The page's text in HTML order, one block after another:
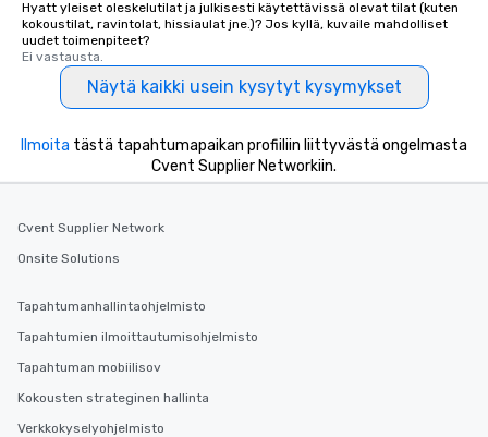
Our tours offer an exquisite feast plus
entertainment. All tours include a
knowledgeable, professional guide
who leads the group on a walking tour,
offering engaging tidbits and
interactive experiences are included
along the way exclusively to our tours,
ensuring there is never a dull moment.
experiences offer the ability to enjoy
several renowned restaurants in one
and your guests might not have
a way to try some of the finest spots
in the city and dive into various
Hyatt yleiset oleskelutilat ja julkisesti käytettävissä olevat tilat (kuten
kokoustilat, ravintolat, hissiaulat jne.)? Jos kyllä, kuvaile mahdolliset
uudet toimenpiteet?
Ei vastausta.
Näytä kaikki usein kysytyt kysymykset
Ilmoita tästä tapahtumapaikan profiiliin liittyvästä ongelmasta
Cvent Supplier Networkiin.
Cvent Supplier Network
Onsite Solutions
Tapahtumanhallintaohjelmisto
Tapahtumien ilmoittautumisohjelmisto
Tapahtuman mobiilisov
Kokousten strateginen hallinta
Verkkokyselyohjelmisto